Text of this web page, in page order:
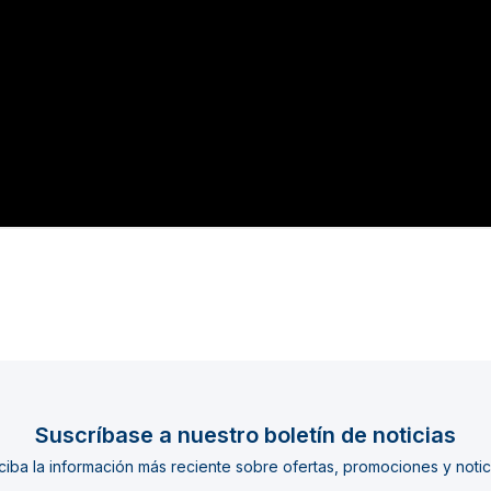
Suscríbase a nuestro boletín de noticias
la información más reciente sobre ofertas, promociones y